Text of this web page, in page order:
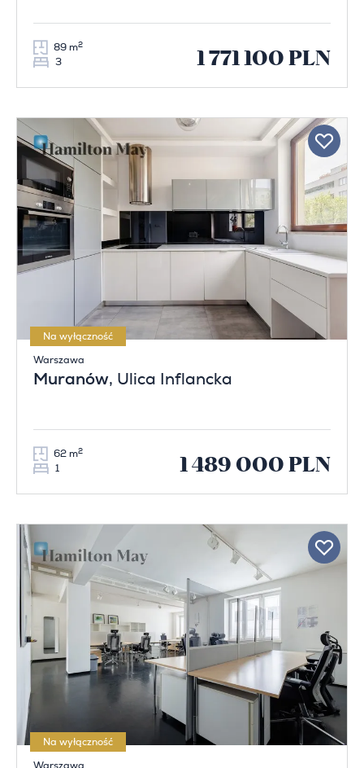
89 m2
3 1 771 100 PLN
Na wyłączność
Warszawa
Muranów, Ulica Inflancka
62 m2
1 1 489 000 PLN
Na wyłączność
Warszawa